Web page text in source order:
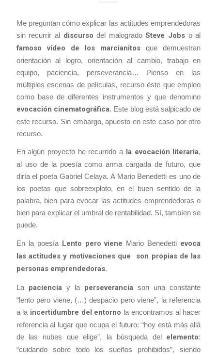
Me preguntan cómo explicar las actitudes emprendedoras
sin recurrir al discurso del malogradoSteve Jobs o al
famoso vídeo de los marcianitos que demuestran
orientación al logro, orientación al cambio, trabajo en
equipo, paciencia, perseverancia… Pienso en las
múltiples escenas de películas, recurso éste que empleo
como base de diferentes instrumentos y que denomino
evocación cinematográfica. Este blog está salpicado de
este recurso. Sin embargo, apuesto en este caso por otro
recurso.
En algún proyecto he recurrido a la evocación literaria,
al uso de la poesía comoarma cargada de futuro, que
diría el poeta Gabriel Celaya. A Mario Benedetti es uno de
los poetas que sobreexploto, en el buen sentido de la
palabra, bien para evocar las actitudes emprendedoras o
bien para explicar el umbral de rentabilidad. Sí, tambíen se
puede.
En la poesía Lento pero viene Mario Benedetti evoca
las actitudes y motivaciones que son propias de las
personas emprendedoras.
La paciencia y la perseverancia son una constante
“lento pero viene, (…) despacio pero viene”, la referencia
a la incertidumbre del entorno la encontramos al hacer
referencia al lugar que ocupa el futuro: “hoy está más allá
de las nubes que elige”, la búsqueda del elemento:
“cuidando sobre todo los sueños prohibidos”,siendo